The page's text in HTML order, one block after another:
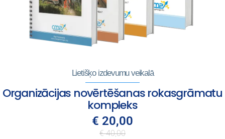
Lietišķo izdevumu veikalā
Organizācijas novērtēšanas rokasgrāmatu
kompleks
€ 20,00
€ 40,00